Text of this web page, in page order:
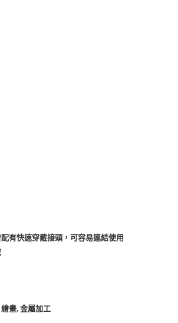
快速穿戴接頭，可容易連結使用
畫, 金屬加工